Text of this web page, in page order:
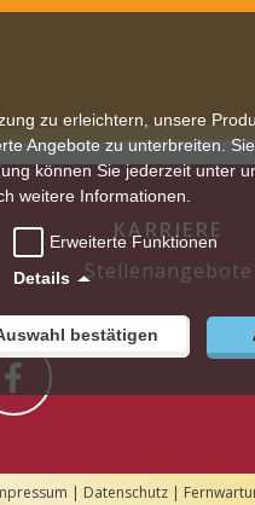
KARRIERE
Stellenangebote
| Datenschutz |
zu erleichtern, unsere
Angebote zu unterbreiten.
können Sie jederzeit unter
weitere Informationen.
Erweiterte Funktionen
Details
bestätigen